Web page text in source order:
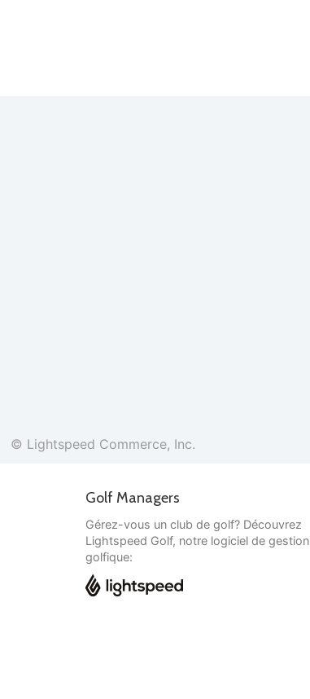
© Lightspeed Commerce, Inc.
Golf Managers
Gérez-vous un club de golf? Découvrez
Lightspeed Golf, notre logiciel de gestion
golfique: